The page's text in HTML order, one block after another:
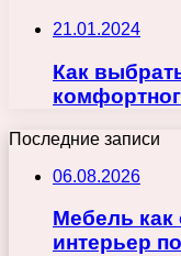
21.01.2024
Как
Последние записи
06.08.2026
Мебель как
интерьер